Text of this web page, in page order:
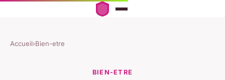
Accueil›Bien-etre
BIEN-ETRE